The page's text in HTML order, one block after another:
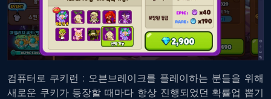
컴퓨터로 쿠키런 : 오븐브레이크를 플레이하는 분들을 위해
새로운 쿠키가 등장할 때마다 항상 진행되었던 확률업 뽑기